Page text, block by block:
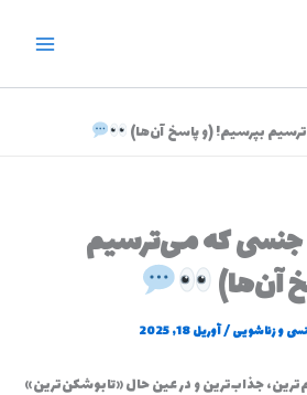
جنسی که می‌ترسیم
آن‌ها)
و زناشویی/آوریل 18, 2025
جذاب‌ترین و در عین حال «تابوشکن‌ترین»